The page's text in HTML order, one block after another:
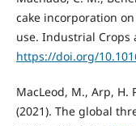
cake incorporation
use. Industrial Crops
https://doi.org/
MacLeod, M., Arp, H.
(2021). The global